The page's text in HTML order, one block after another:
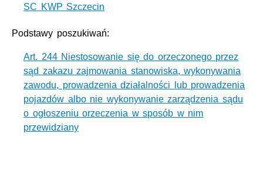
SC KWP Szczecin
Podstawy poszukiwań:
Art. 244 Niestosowanie się do orzeczonego przez
sąd zakazu zajmowania stanowiska, wykonywania
zawodu, prowadzenia działalności lub prowadzenia
pojazdów albo nie wykonywanie zarządzenia sądu
o ogłoszeniu orzeczenia w sposób w nim
przewidziany